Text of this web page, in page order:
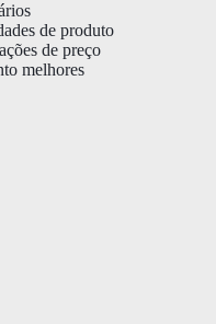
de produto
de preço
melhores